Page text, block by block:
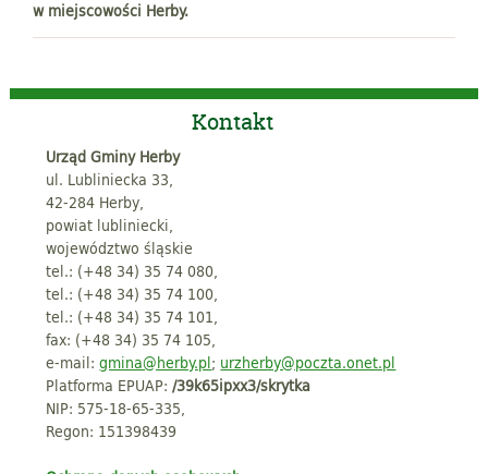
w miejscowości Herby.
Kontakt
Urząd Gminy Herby
ul. Lubliniecka 33,
42-284 Herby,
powiat lubliniecki,
województwo śląskie
tel.: (+48 34) 35 74 080,
tel.: (+48 34) 35 74 100,
tel.: (+48 34) 35 74 101,
fax: (+48 34) 35 74 105,
e-mail:gmina@herby.pl; urzherby@poczta.onet.pl
Platforma EPUAP:/39k65ipxx3/skrytka
NIP: 575-18-65-335,
Regon: 151398439